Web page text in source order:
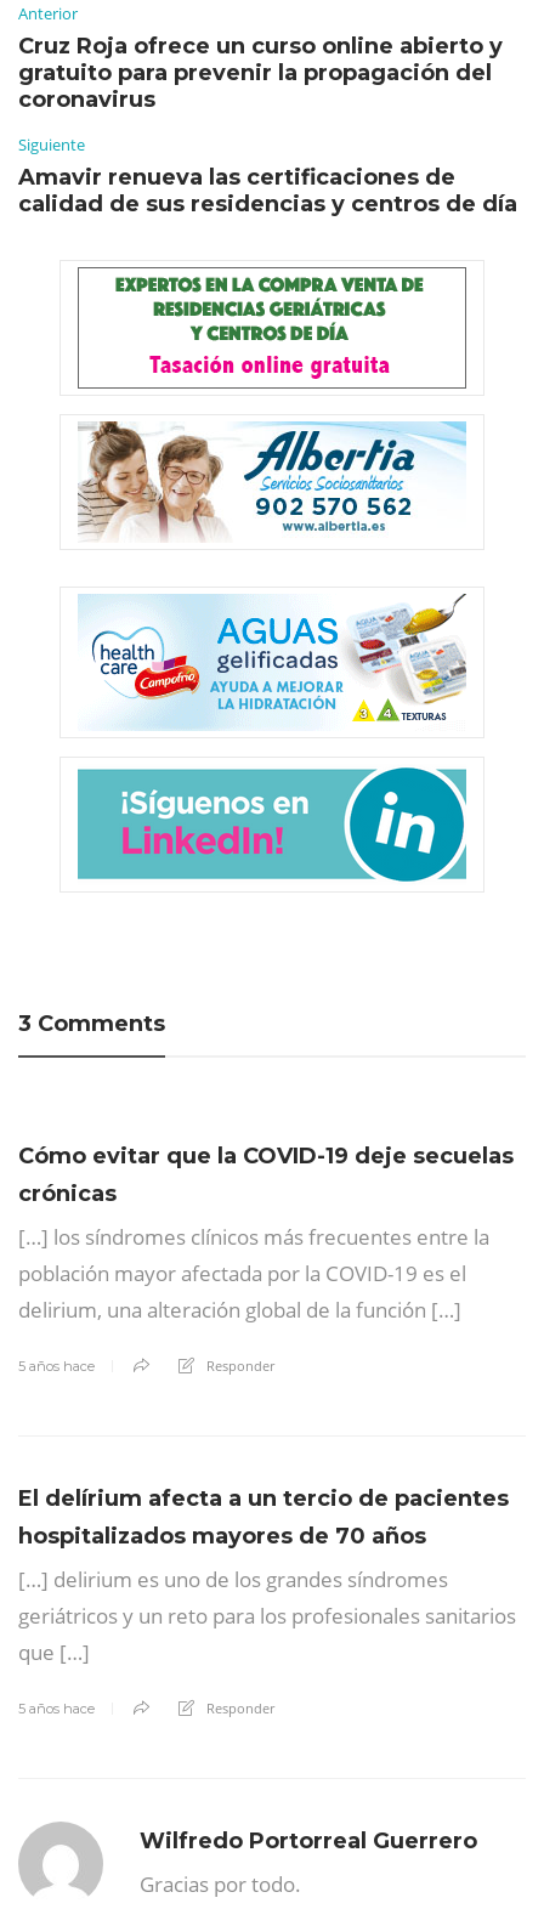
Anterior
Cruz Roja ofrece un curso online abierto y
gratuito para prevenir la propagación del
coronavirus
Siguiente
Amavir renueva las certificaciones de
calidad de sus residencias y centros de día
3 Comments
Cómo evitar que la COVID-19 deje secuelas
crónicas
[…] los síndromes clínicos más frecuentes entre la
población mayor afectada por la COVID-19 es el
delirium, una alteración global de la función […]
5 años hace Responder
El delírium afecta a un tercio de pacientes
hospitalizados mayores de 70 años
[…] delirium es uno de los grandes síndromes
geriátricos y un reto para los profesionales sanitarios
que […]
5 años hace Responder
Wilfredo Portorreal Guerrero
Gracias por todo.